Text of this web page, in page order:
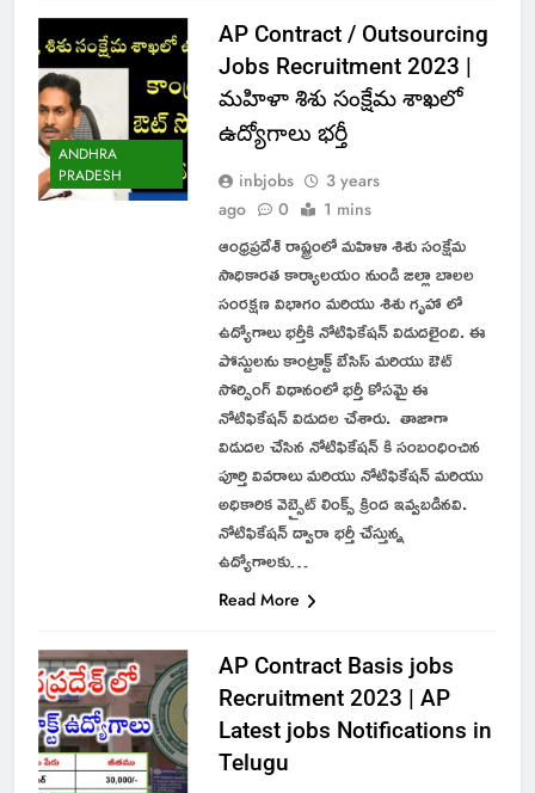
ANDHRA
PRADESH
AP Contract / Outsourcing
Jobs Recruitment 2023 |
మహిళా శిశు సంక్షేమ శాఖలో
ఉద్యోగాలు భర్తీ
inbjobs
3 years
ago
0 1 mins
ఆంధ్రప్రదేశ్ రాష్ట్రంలో మహిళా శిశు సంక్షేమ
సాధికారత కార్యాలయం నుండి జిల్లా బాలల
సంరక్షణ విభాగం మరియు శిశు గృహా లో
ఉద్యోగాలు భర్తీకి నోటిఫికేషన్ విడుదలైంది. ఈ
పోస్టులను కాంట్రాక్ట్ బేసిస్ మరియు ఔట్
సోర్సింగ్ విధానంలో భర్తీ కోసమై ఈ
నోటిఫికేషన్ విడుదల చేశారు. తాజాగా
విడుదల చేసిన నోటిఫికేషన్ కి సంబంధించిన
పూర్తి వివరాలు మరియు నోటిఫికేషన్ మరియు
అధికారిక వెబ్సైట్ లింక్స్ క్రింద ఇవ్వబడినవి.
నోటిఫికేషన్ ద్వారా భర్తీ చేస్తున్న
ఉద్యోగాలకు…
Read More
AP Contract Basis jobs
Recruitment 2023 | AP
Latest jobs Notifications in
Telugu